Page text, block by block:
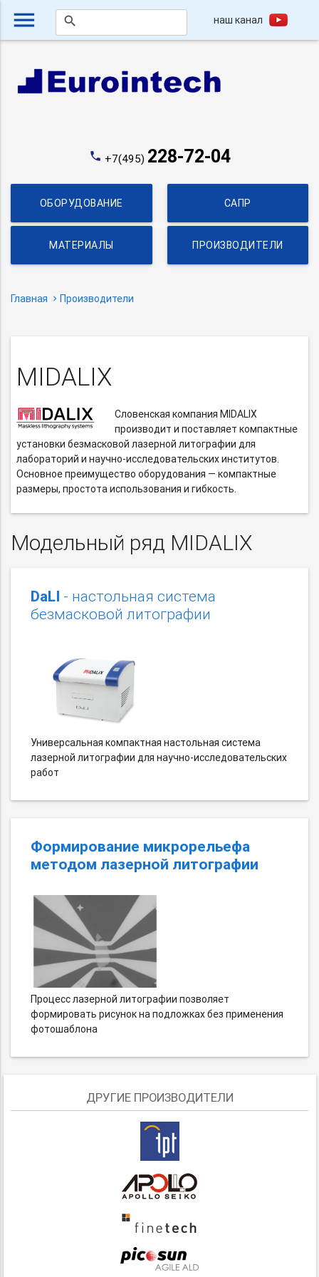
menu search наш канал
phone +7(495) 228-72-04
ОБОРУДОВАНИЕ САПР
МАТЕРИАЛЫ ПРОИЗВОДИТЕЛИ
Главная Производители
MIDALIX
Словенская компания MIDALIX
производит и поставляет компактные
установки безмасковой лазерной литографии для
лабораторийи научно-исследовательскихинститутов.
Основное преимущество оборудования — компактные
размеры, простота использования и гибкость.
Модельный ряд MIDALIX
DaLI - настольная система
безмасковой литографии
Универсальная компактная настольная система
лазерной литографии для научно-исследовательских
работ
Формирование микрорельефа
методом лазерной литографии
Процесс лазерной литографии позволяет
формировать рисунок на подложках без применения
фотошаблона
ДРУГИЕ ПРОИЗВОДИТЕЛИ